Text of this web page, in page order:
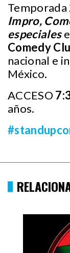
Temporada
Impro,
especiales
Comedy
nacional e
México.
ACCESO
años.